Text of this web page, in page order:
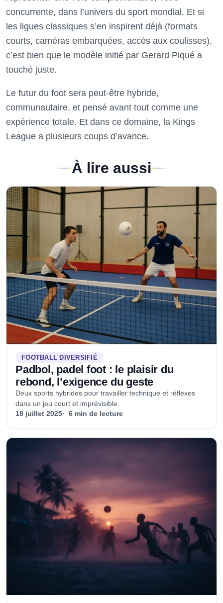
concurrente, dans l’univers du sport mondial. Et si
les ligues classiques s’en inspirent déjà (formats
courts, caméras embarquées, accès aux coulisses),
c’est bien que le modèle initié par Gerard Piqué a
touché juste.
Le futur du foot sera peut-être hybride,
communautaire, et pensé avant tout comme une
expérience totale. Et dans ce domaine, la Kings
League a plusieurs coups d’avance.
À lire aussi
FOOTBALL DIVERSIFIÉ
Padbol, padel foot : le plaisir du
rebond, l’exigence du geste
Deux sports hybrides pour travailler technique et réflexes
dans un jeu court et imprévisible.
18 juillet 2025 6 min de lecture